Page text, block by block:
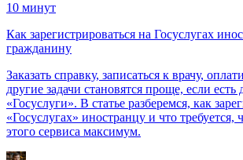
10 минут
Как зарегистрироваться на Госуслугах
гражданину
Заказать справку, записаться к врачу,
другие задачи становятся проще, если есть
«Госуслуги». В статье разберемся, как
«Госуслугах» иностранцу и что требуется,
этого сервиса максимум.